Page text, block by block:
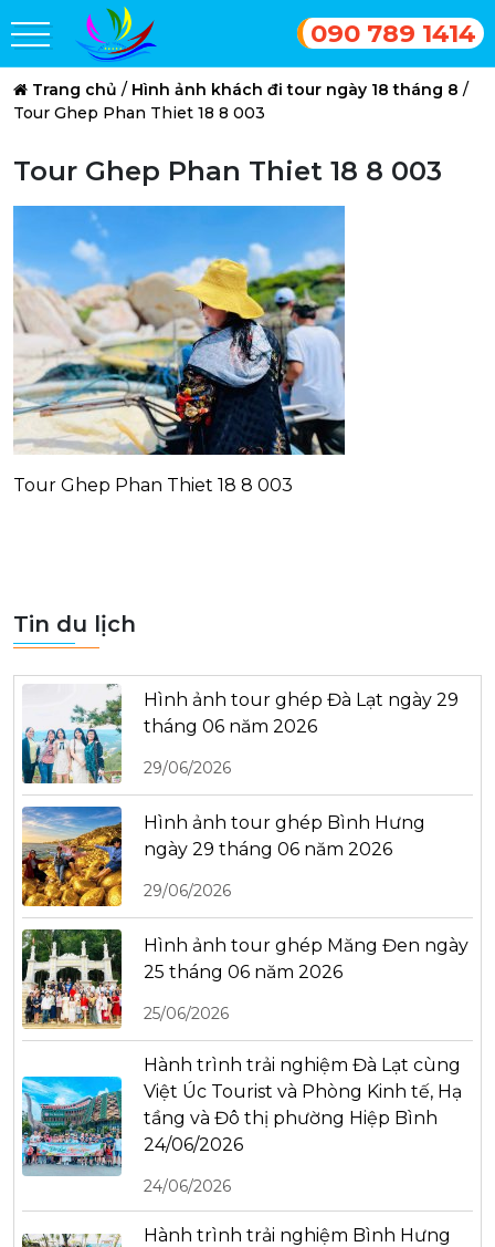
090 789 1414
Trang chủ / Hình ảnh khách đi tour ngày 18 tháng 8 /
Tour Ghep Phan Thiet 18 8 003
Tour Ghep Phan Thiet 18 8 003
Tour Ghep Phan Thiet 18 8 003
Tin du lịch
Hình ảnh tour ghép Đà Lạt ngày 29
tháng 06 năm 2026
29/06/2026
Hình ảnh tour ghép Bình Hưng
ngày 29 tháng 06 năm 2026
29/06/2026
Hình ảnh tour ghép Măng Đen ngày
25 tháng 06 năm 2026
25/06/2026
Hành trình trải nghiệm Đà Lạt cùng
Việt Úc Tourist và Phòng Kinh tế, Hạ
tầng và Đô thị phường Hiệp Bình
24/06/2026
24/06/2026
Hành trình trải nghiệm Bình Hưng